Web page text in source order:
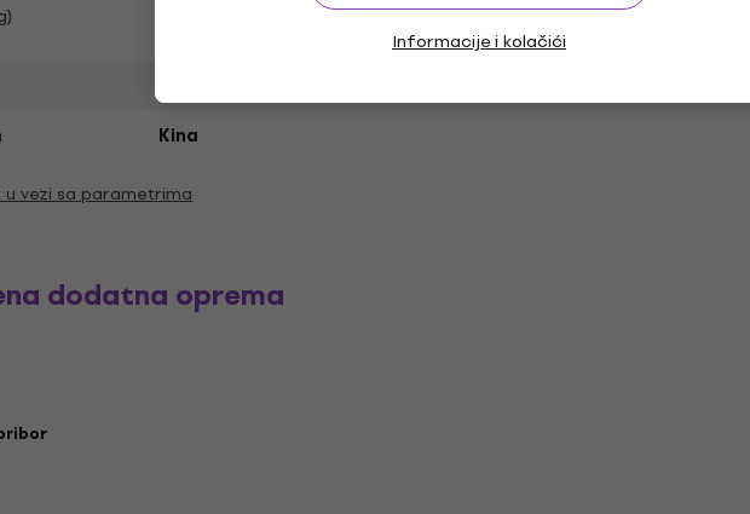
Informacije i kolačići
Kina
vezi sa parametrima
dodatna oprema